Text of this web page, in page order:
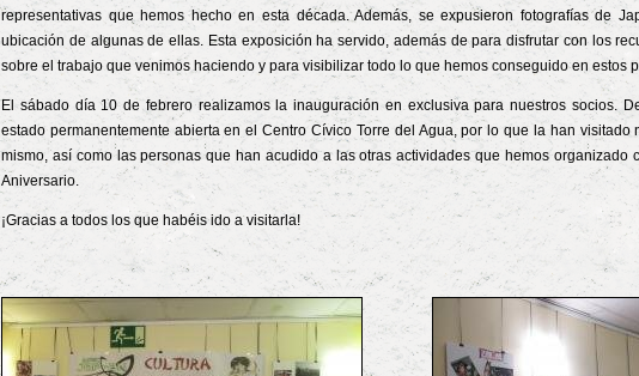
representativas que hemos hecho en esta década. Además, se expusieron fotografías de
ubicación de algunas de ellas. Esta exposición ha servido, además de para disfrutar con los
sobre el trabajo que venimos haciendo y para visibilizar todo lo que hemos conseguido en estos
El sábado día 10 de febrero realizamos la inauguración en exclusiva para nuestros socios.
estado permanentemente abierta en el Centro Cívico Torre del Agua, por lo que la han visitado
mismo, así como las personas que han acudido a las otras actividades que hemos organizado
Aniversario.
¡Gracias a todos los que habéis ido a visitarla!